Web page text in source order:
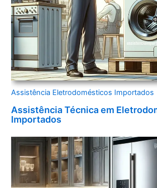
Assistência Eletrodomésticos Importados
Assistência Técnica em
Importados